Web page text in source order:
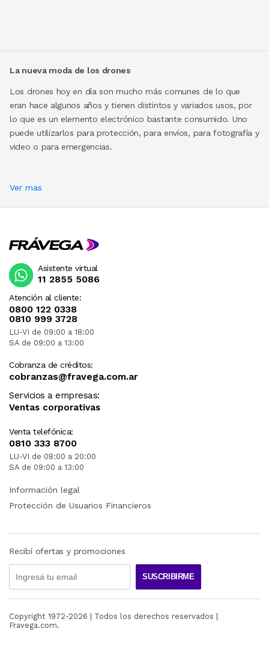
La nueva moda de los drones
Los drones hoy en día son mucho más comunes de lo que
eran hace algunos años y tienen distintos y variados usos, por
lo que es un elemento electrónico bastante consumido. Uno
puede utilizarlos para protección, para envíos, para fotografía y
video o para emergencias.
Ver mas
Atención al cliente:
0800 122 0338
0810 999 3728
LU-VI de 09:00 a 18:00
SA de 09:00 a 13:00
Cobranza de créditos:
cobranzas@fravega.com.ar
Servicios a empresas:
Ventas corporativas
Venta telefónica:
0810 333 8700
LU-VI de 08:00 a 20:00
SA de 09:00 a 13:00
Asistente virtual
11 2855 5086
Información legal
Protección de Usuarios Financieros
Recibí ofertas y promociones
SUSCRIBIRME
Copyright 1972-2026 | Todos los derechos reservados |
Fravega.com.